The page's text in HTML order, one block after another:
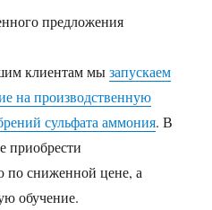
предложения
клиентам мызапускаем
на производственную
сульфата аммония. В
приобрести
по сниженной цене, а
обучение.